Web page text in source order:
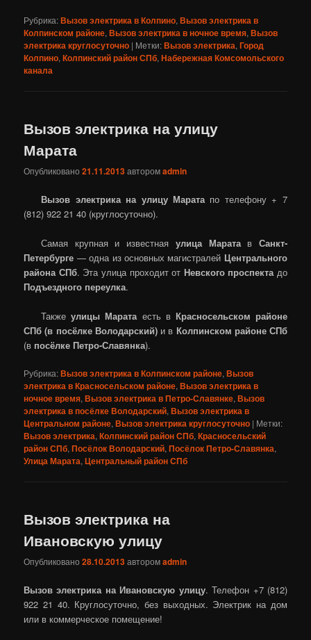
Рубрика:Вызов электрика в Колпино,Вызов электрика в
Колпинском районе,Вызов электрика в ночное время,Вызов
электрика круглосуточно | Метки:Вызов электрика,Город
Колпино,Колпинский район СПб,Набережная Комсомольского
канала
Вызов электрика на улицу
Марата
Опубликовано21.11.2013авторомadmin
Вызов электрика на улицу Маратапо телефону + 7
(812) 922 21 40 (круглосуточно).
Самая крупная и известная улица Маратав Санкт-
Петербурге — одна из основных магистралей Центрального
района СПб. Эта улица проходит от Невского проспектадо
Подъездного переулка.
Такжеулицы Маратаесть в Красносельском районе
СПб (в посёлке Володарский)и в Колпинском районе СПб
(в посёлке Петро-Славянка).
Рубрика:Вызов электрика в Колпинском районе,Вызов
электрика в Красносельском районе,Вызов электрика в
ночное время,Вызов электрика в Петро-Славянке,Вызов
электрика в посёлке Володарский,Вызов электрика в
Центральном районе,Вызов электрика круглосуточно | Метки:
Вызов электрика,Колпинский район СПб,Красносельский
район СПб,Посёлок Володарский,Посёлок Петро-Славянка,
Улица Марата,Центральный район СПб
Вызов электрика на
Ивановскую улицу
Опубликовано28.10.2013авторомadmin
Вызов электрика на Ивановскую улицу. Телефон +7 (812)
922 21 40. Круглосуточно, без выходных. Электрик на дом
или в коммерческое помещение!